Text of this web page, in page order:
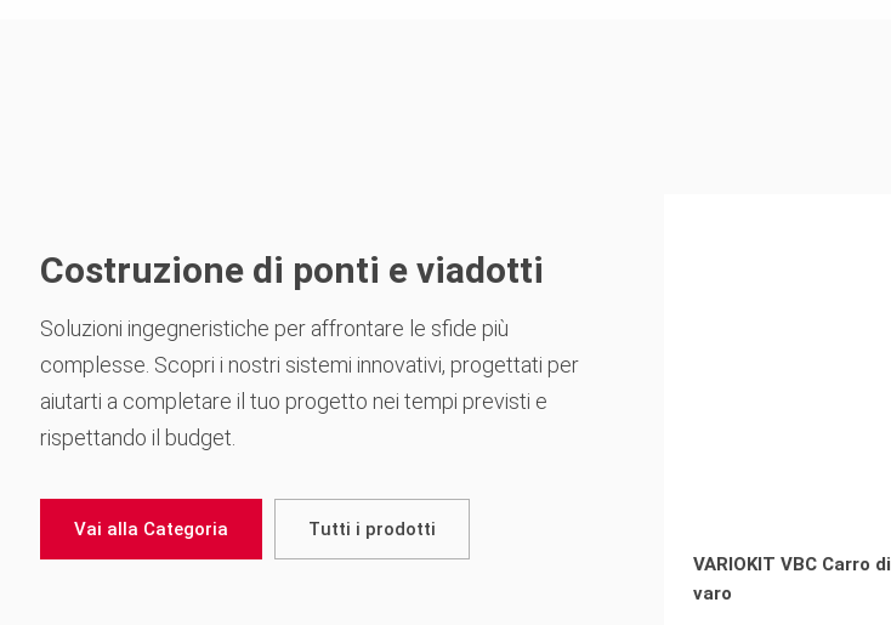
Costruzione di ponti e viadotti
Soluzioni ingegneristiche per affrontare le sfide più
complesse. Scopri i nostri sistemi innovativi, progettati per
aiutarti a completare il tuo progetto nei tempi previsti e
rispettando il budget.
Vai alla Categoria
Tutti i prodotti
VARIOKIT VBC Carro di
varo